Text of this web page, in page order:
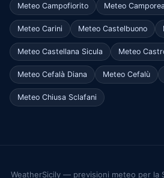
Meteo Campofiorito Meteo
Meteo Carini Meteo Castelbuono
Meteo Castellana Sicula Meteo
Meteo Cefalà Diana Meteo Cefalù
Meteo Chiusa Sclafani
WeatherSicily — previsioni meteo per la